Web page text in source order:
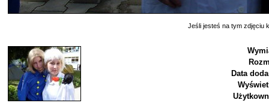
Jeśli jesteś na tym zdjęciu
Data